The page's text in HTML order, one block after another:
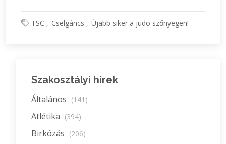
TSC Cselgáncs Újabb siker a judo szőnyegen!
Szakosztályi hírek
Általános (141)
Atlétika (394)
Birkózás (206)